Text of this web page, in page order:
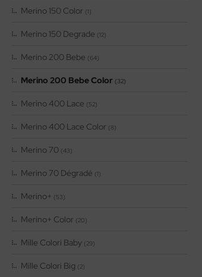
Merino 150 Color (1)
Merino 150 Degrade (12)
Merino 200 Bebe (64)
Merino 200 Bebe Color (32)
Merino 400 Lace (52)
Merino 400 Lace Color (8)
Merino 70 (43)
Merino 70 Dégradé (1)
Merino+ (53)
Merino+ Color (20)
Mille Colori Baby (29)
Mille Colori Big (2)